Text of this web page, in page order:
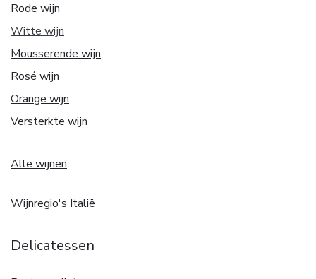
Rode wijn
Witte wijn
Mousserende wijn
Rosé wijn
Orange wijn
Versterkte wijn
Alle wijnen
Wijnregio's Italië
Delicatessen